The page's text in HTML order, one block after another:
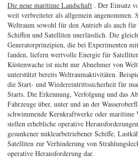
Die neue maritime Landschaft . Der Einsatz
weit verbreiteter als allgemein angenommen.
Weltraum sowohl für den Antrieb als auch
Schiffen und Satelliten unerlässlich. Die
Generatorprinzipien, die bei Experimenten
fanden, liefern wertvolle Energie für
Küstenwache ist nicht nur Abnehmer von
unterstützt bereits Weltraumaktivitäten.
die Start- und Wiedereintrittssicherheit für
Starts. Die Erkennung, Verfolgung und das
Fahrzeuge über, unter und an der
schwimmende Kernkraftwerke oder maritime
stellen erhebliche operative
gesunkener nuklearbetriebener Schiffe,
Satelliten zur Verhinderung von
operative Herausforderung dar.